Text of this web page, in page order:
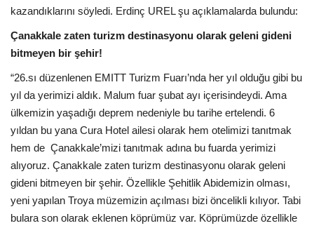
Gezi - Yorum
Sizlerden Gelenler
Yorumlar
Video Tanıtım
Köşe Yazarları
Galeri
kazandıklarını söyledi. Erdinç UREL şu açıklamalarda bulundu:
Çanakkale zaten turizm destinasyonu olarak geleni gideni
bitmeyen bir şehir!
“26.sı düzenlenen EMITT Turizm Fuarı’nda her yıl olduğu gibi bu
yıl da yerimizi aldık. Malum fuar şubat ayı içerisindeydi. Ama
ülkemizin yaşadığı deprem nedeniyle bu tarihe ertelendi. 6
yıldan bu yana Cura Hotel ailesi olarak hem otelimizi tanıtmak
hem de Çanakkale’mizi tanıtmak adına bu fuarda yerimizi
alıyoruz. Çanakkale zaten turizm destinasyonu olarak geleni
gideni bitmeyen bir şehir. Özellikle Şehitlik Abidemizin olması,
yeni yapılan Troya müzemizin açılması bizi öncelikli kılıyor. Tabi
bulara son olarak eklenen köprümüz var. Köprümüzde özellikle